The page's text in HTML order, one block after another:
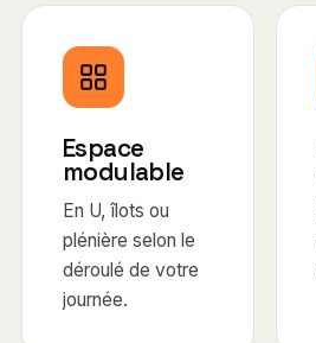
Espace
modulable
En U, îlots ou
plénière selon le
déroulé de votre
journée.